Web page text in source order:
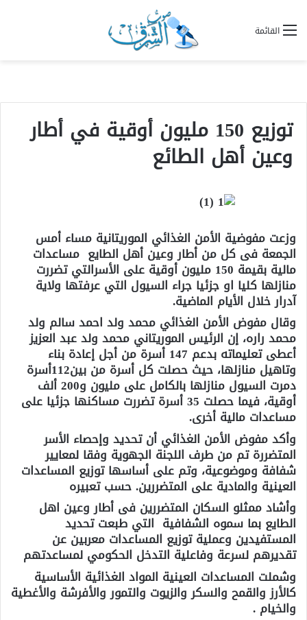
القائمة
توزيع 150 مليون أوقية في أطار
وعين أهل الطائع
وزعت مفوضية الأمن الغذائي الموريتانية مساء أمس
الجمعة فى كل من أطار وعين أهل الطايع مساعدات
مالية بقيمة 150 مليون أوقية على الأسرالتي تضررت
منازلها كليا او جزئيا جراء السيول التي عرفتها ولاية
آدرار خلال الأيام الماضية.
وقال مفوض الأمن الغذائي محمد ولد احمد سالم ولد
محمد راره، إن الرئيس الموريتاني محمد ولد عبد العزيز
أعطى تعليماته بدعم 147 أسرة من أجل إعادة بناء
وتاهيل منازلها، حيث حصلت كل أسرة من بين112أسرة
دمرت السيول منازلها بالكامل على مليون و200 ألف
أوقية، فيما حصلت 35 أسرة تضررت مساكنها جزئيا على
مساعدات مالية أخرى.
وأكد مفوض الأمن الغذائي أن تحديد وإحصاء الأسر
المتضررة تم من طرف اللجنة الجهوية وفقا لمعايير
شفافة وموضوعية، وتم على أساسها توزيع المساعدات
العينية والمادية على المتضررين. حسب تعبيره
وأشاد ممثلو السكان المتضررين فى أطار وعين اهل
الطايع بما سموه الشفافية التي طبعت تحديد
المستفيدين وعملية توزيع المساعدات معربين عن
تقديرهم لسرعة وفاعلية التدخل الحكومي لمساعدتهم
وشملت المساعدات العينية المواد الغذائية الأساسية
كالأرز والقمح والسكر والزيوت والتمور والأفرشة والأغطية
والخيام .